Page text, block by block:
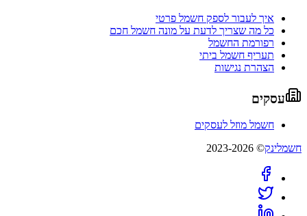
איך לעבור לספק חשמל פרטי
כל מה שצריך לדעת על מונה חשמל חכם
רפורמת החשמל
תעריף חשמל ביתי
הצהרת נגישות
עסקים
חשמל מוזל לעסקים
חשמלינק© 2023-2026